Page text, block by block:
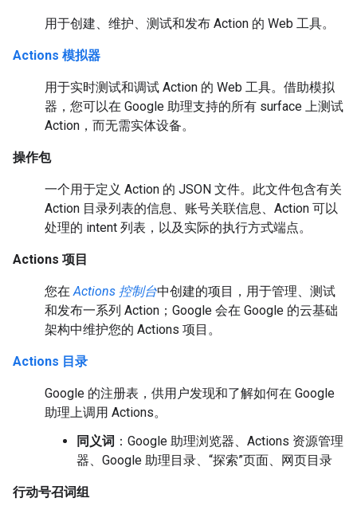
用于创建、维护、测试和发布 Action 的 Web 工具。
Actions 模拟器
用于实时测试和调试 Action 的 Web 工具。借助模拟
器，您可以在 Google 助理支持的所有 surface 上测试
Action，而无需实体设备。
操作包
一个用于定义 Action 的 JSON 文件。此文件包含有关
Action 目录列表的信息、账号关联信息、Action 可以
处理的 intent 列表，以及实际的执行方式端点。
Actions 项目
您在Actions 控制台中创建的项目，用于管理、测试
和发布一系列 Action；Google 会在 Google 的云基础
架构中维护您的 Actions 项目。
Actions 目录
Google 的注册表，供用户发现和了解如何在 Google
助理上调用 Actions。
同义词 ：Google 助理浏览器、Actions 资源管理
器、Google 助理目录、“探索”页面、网页目录
行动号召词组